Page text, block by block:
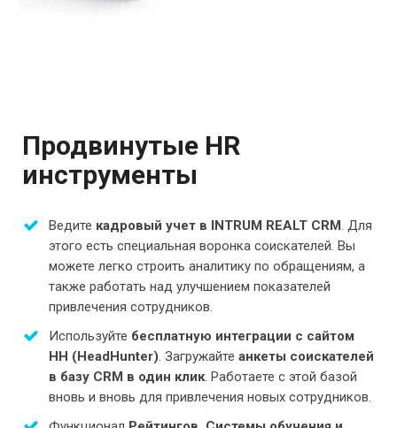
Продвинутые HR
инструменты
Ведите кадровый учет в INTRUM REALT CRM. Для
этого есть специальная воронка соискателей. Вы
можете легко строить аналитику по обращениям, а
также работать над улучшением показателей
привлечения сотрудников.
Используйте бесплатную интеграции с сайтом
HH (HeadHunter). Загружайте анкеты соискателей
в базу CRM в один клик. Работаете с этой базой
вновь и вновь для привлечения новых сотрудников.